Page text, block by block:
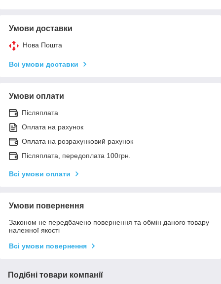
Умови доставки
Нова Пошта
Всі умови доставки
Умови оплати
Післяплата
Оплата на рахунок
Оплата на розрахунковий рахунок
Післяплата, передоплата 100грн.
Всі умови оплати
Умови повернення
Законом не передбачено повернення та обмін даного товару
належної якості
Всі умови повернення
Подібні товари компанії